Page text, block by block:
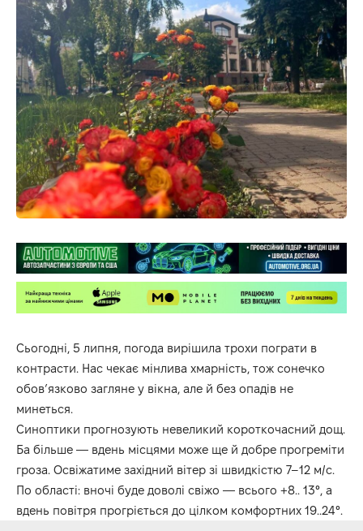
Сьогодні, 5 липня, погода вирішила трохи пограти в
контрасти. Нас чекає мінлива хмарність, тож сонечко
обов’язково загляне у вікна, але й без опадів не
минеться.
Синоптики прогнозують невеликий короткочасний дощ.
Ба більше — вдень місцями може ще й добре прогреміти
гроза. Освіжатиме західний вітер зі швидкістю 7–12 м/с.
По області: вночі буде доволі свіжо — всього +8.. 13°, а
вдень повітря прогріється до цілком комфортних 19..24°.